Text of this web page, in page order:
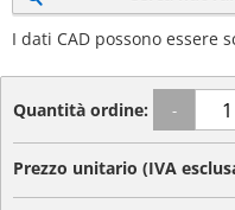
I dati CAD possono essere
Quantità ordine: -
Prezzo unitario (IVA